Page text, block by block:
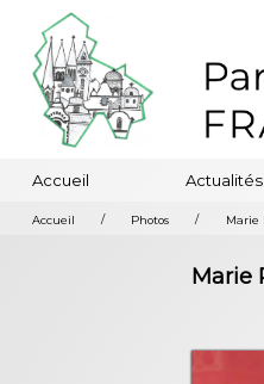
Accueil Actualités
Accueil / Photos / Marie
Marie